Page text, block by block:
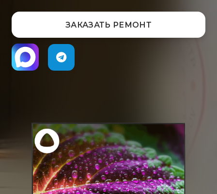
ЗАКАЗАТЬ РЕМОНТ